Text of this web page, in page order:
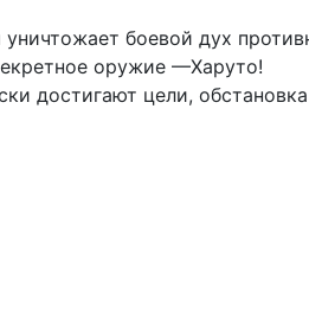
боевой дух
оружие —Харуто!
достигают цели,